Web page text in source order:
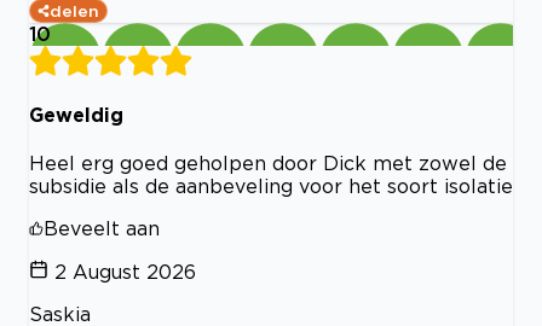
delen
10
Geweldig
Heel erg goed geholpen door Dick met zowel de
subsidie als de aanbeveling voor het soort isolatie
Beveelt aan
2 August 2026
Saskia